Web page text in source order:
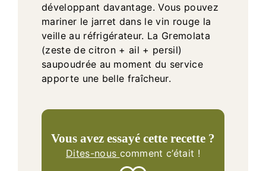
développant davantage. Vous pouvez
mariner le jarret dans le vin rouge la
veille au réfrigérateur. La Gremolata
(zeste de citron + ail + persil)
saupoudrée au moment du service
apporte une belle fraîcheur.
Vous avez essayé cette recette ?
Dites-nous comment c’était !